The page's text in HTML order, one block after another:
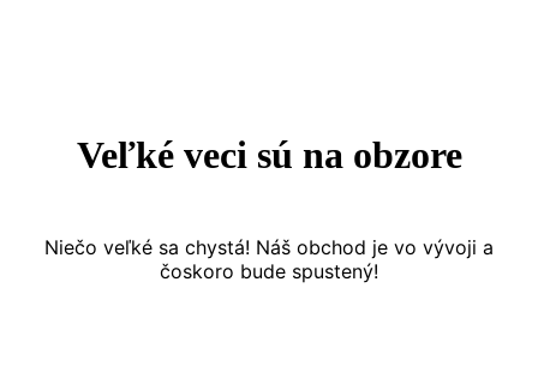
Veľké veci sú na obzore
Niečo veľké sa chystá! Náš obchod je vo vývoji a
čoskoro bude spustený!